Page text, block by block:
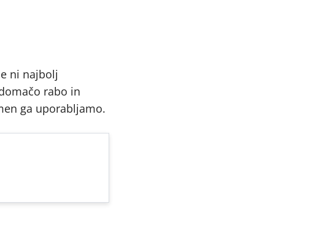
ni najbolj
rabo in
ga uporabljamo.